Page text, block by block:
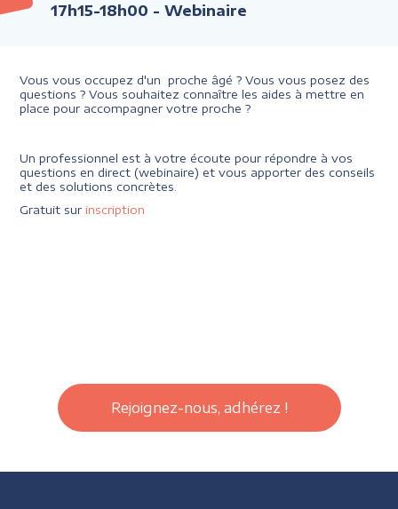
17h15-18h00 - Webinaire
Vous vous occupez d'un proche âgé ? Vous vous posez des
questions ? Vous souhaitez connaître les aides à mettre en
place pour accompagner votre proche ?
Un professionnel est à votre écoute pour répondre à vos
questions en direct (webinaire) et vous apporter des conseils
et des solutions concrètes.
Gratuit sur inscription
Rejoignez-nous, adhérez !